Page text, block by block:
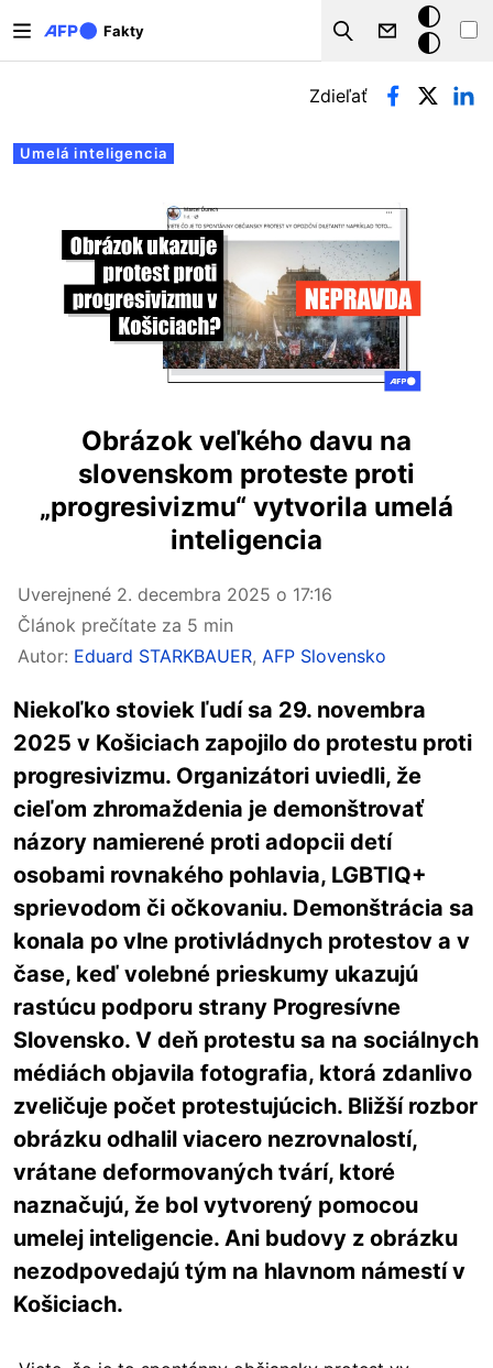
Fakty
Search
Tmavý
režim
Primárne karty
Umelá inteligencia
Zdieľať
Obrázok veľkého davu na
slovenskom proteste proti
„progresivizmu“ vytvorila umelá
inteligencia
Uverejnené 2. decembra 2025 o 17:16
Článok prečítate za 5 min
Autor: Eduard STARKBAUER, AFP Slovensko
Niekoľko stoviek ľudí sa 29. novembra
2025 v Košiciach zapojilo do protestu proti
progresivizmu. Organizátori uviedli, že
cieľom zhromaždenia je demonštrovať
názory namierené proti adopcii detí
osobami rovnakého pohlavia, LGBTIQ+
sprievodom či očkovaniu. Demonštrácia sa
konala po vlne protivládnych protestov a v
čase, keď volebné prieskumy ukazujú
rastúcu podporu strany Progresívne
Slovensko. V deň protestu sa na sociálnych
médiách objavila fotografia, ktorá zdanlivo
zveličuje počet protestujúcich. Bližší rozbor
obrázku odhalil viacero nezrovnalostí,
vrátane deformovaných tvárí, ktoré
naznačujú, že bol vytvorený pomocou
umelej inteligencie. Ani budovy z obrázku
nezodpovedajú tým na hlavnom námestí v
Košiciach.